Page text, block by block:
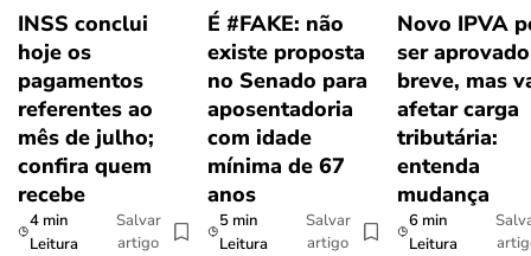
INSS conclui
hoje os
pagamentos
referentes ao
mês de julho;
confira quem
recebe
4 min
Leitura
Salvar
artigo
É #FAKE: não
existe proposta
no Senado para
aposentadoria
com idade
mínima de 67
anos
5 min
Leitura
Salvar
artigo
Novo IPVA
ser
breve, mas
afetar carga
tributária:
entenda
mudança
6 min
Leitura